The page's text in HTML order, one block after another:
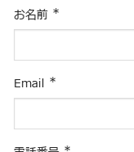
お名前 *
Email *